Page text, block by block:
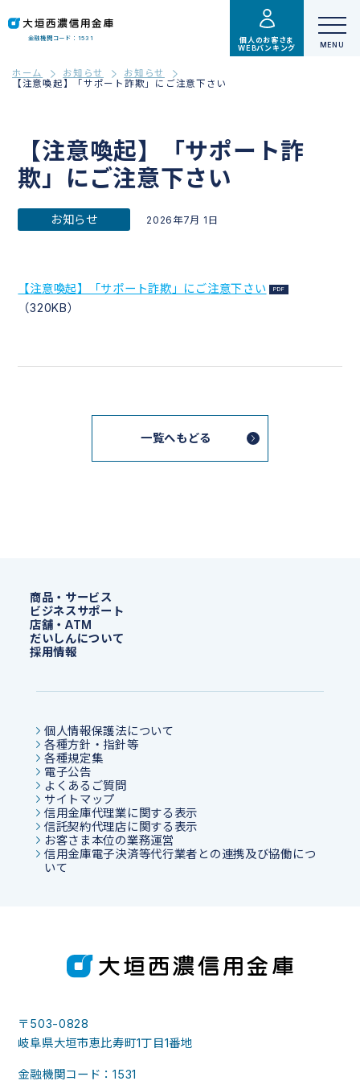
金融機関コード：1531
個人のお客さま
WEBバンキング
ホーム お知らせ
お知らせ
【注意喚起】「サポート詐欺」にご注意下さい
【注意喚起】「サポート詐
欺」にご注意下さい
お知らせ 2026年7月 1日
【注意喚起】「サポート詐欺」にご注意下さい
（320KB）
一覧へもどる
商品・サービス
ビジネスサポート
店舗・ATM
だいしんについて
採用情報
個人情報保護法について
各種方針・指針等
各種規定集
電子公告
よくあるご質問
サイトマップ
信用金庫代理業に関する表示
信託契約代理店に関する表示
お客さま本位の業務運営
信用金庫電子決済等代行業者との連携及び協働につ
いて
〒503-0828
岐阜県大垣市恵比寿町1丁目1番地
金融機関コード：1531